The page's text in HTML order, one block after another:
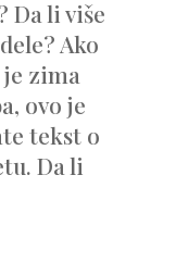
Da li više
Ako
zima
ovo je
tekst o
Da li